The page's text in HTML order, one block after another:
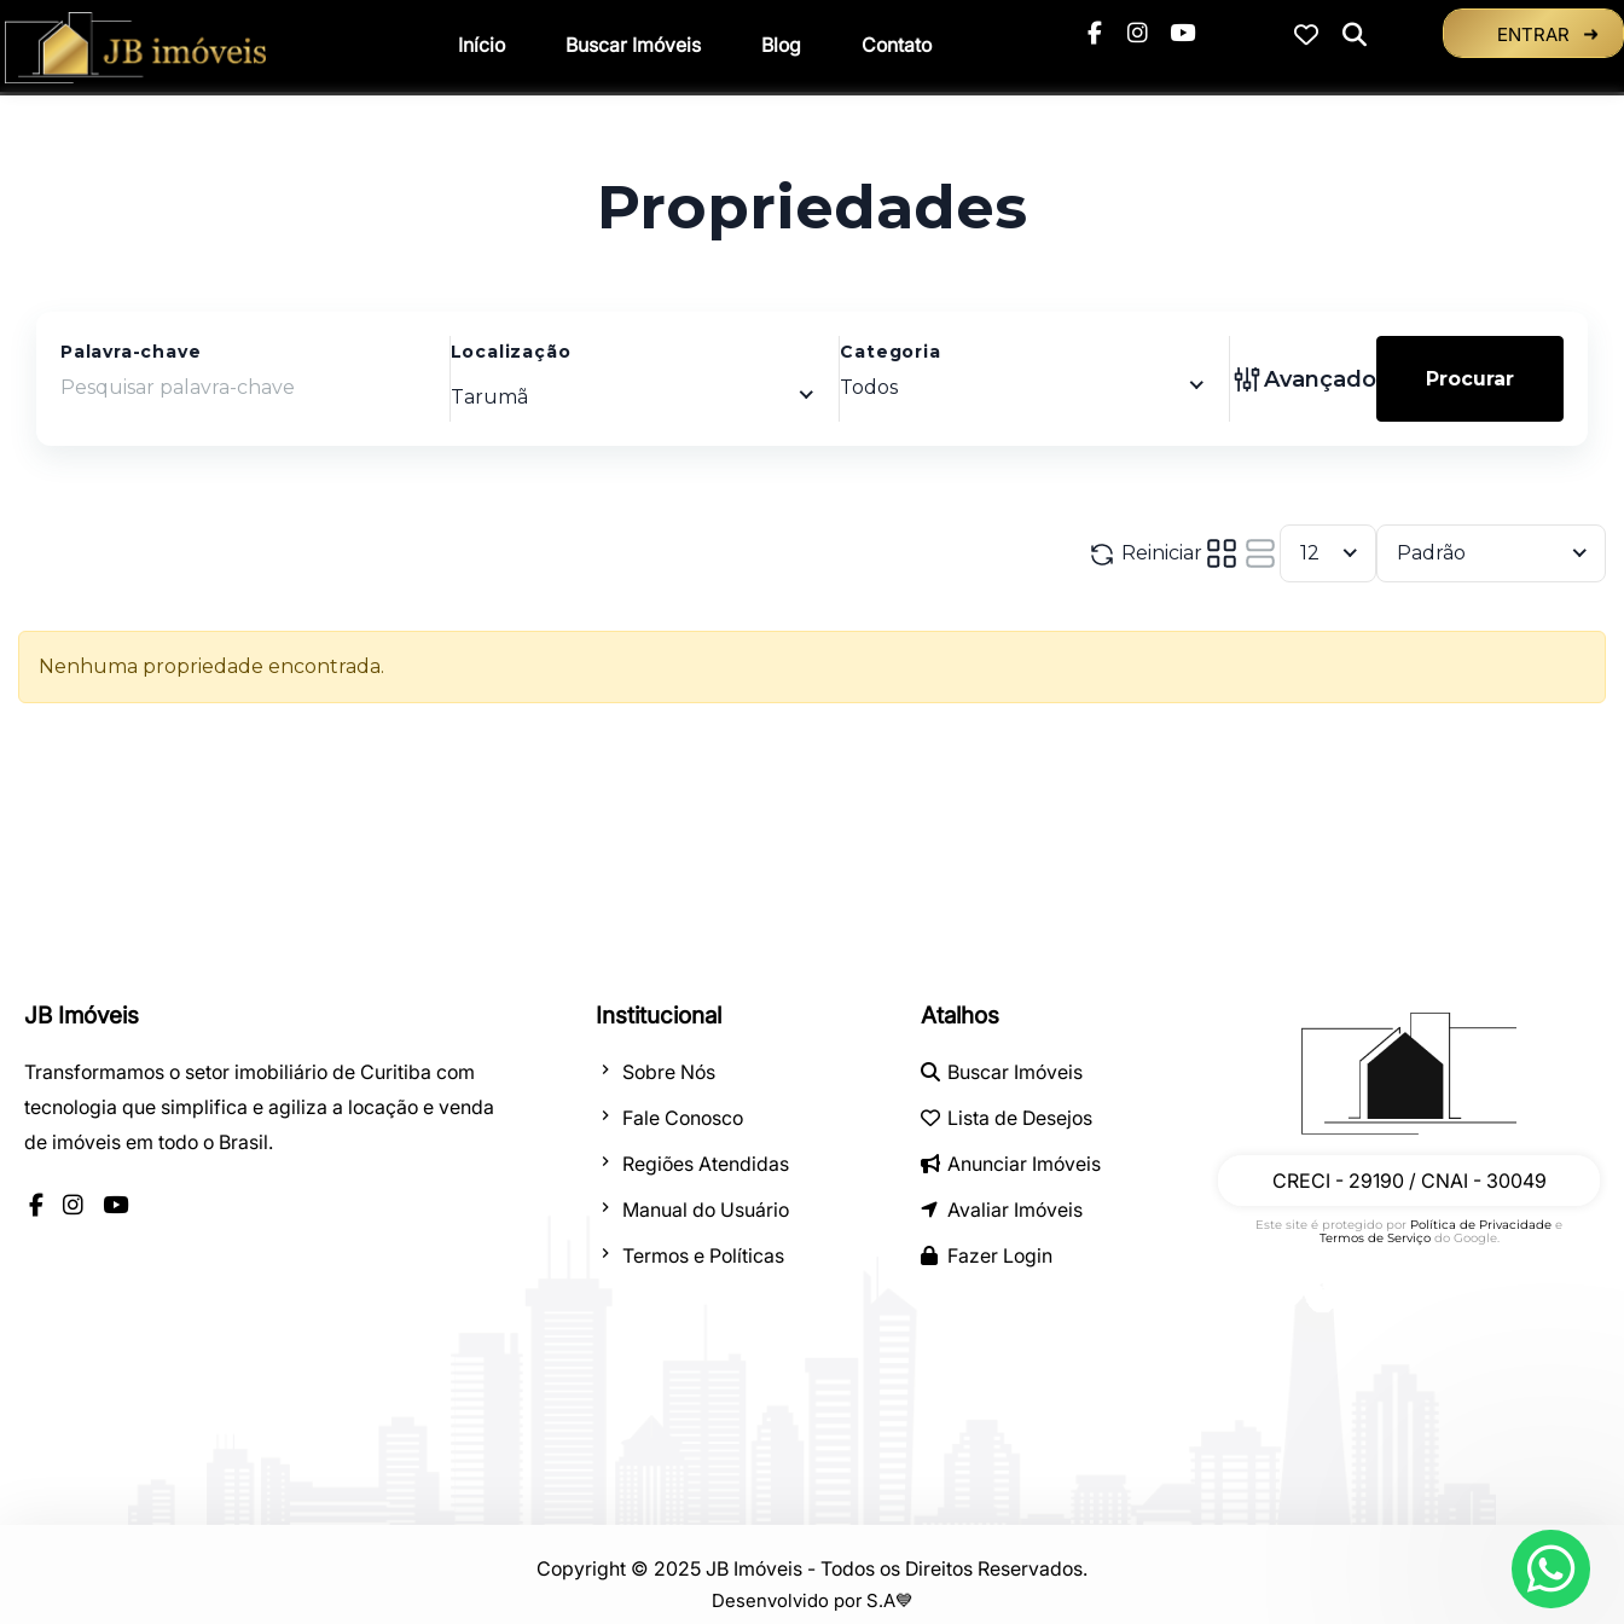
JB Imóveis
Transformamos o setor imobiliário de Curitiba com
tecnologia que simplifica e agiliza a locação e venda
de imóveis em todo o Brasil.
Institucional
Sobre Nós
Fale Conosco
Regiões Atendidas
Manual do Usuário
Termos e Políticas
Atalhos
Buscar Imóveis
Lista de Desejos
Anunciar Imóveis
Avaliar Imóveis
Fazer Login
CRECI - 29190 / CNAI - 30049
Este site é protegido por Política de Privacidade e
Termos de Serviçodo Google.
Copyright © 2025 JB Imóveis - Todos os Direitos Reservados.
Desenvolvido por S.A💙
Início Buscar Imóveis Blog Contato ENTRAR